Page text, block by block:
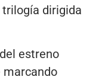
dirigida
estreno
marcando